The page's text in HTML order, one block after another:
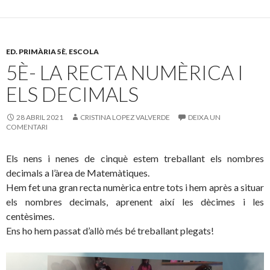
b
o
k
er p
ar
te
ix
ED. PRIMÀRIA 5È, ESCOLA
5È- LA RECTA NUMÈRICA I
ELS DECIMALS
28 ABRIL 2021 CRISTINA LOPEZ VALVERDE
DEIXA UN
COMENTARI
Els nens i nenes de cinquè estem treballant els nombres
decimals a l’àrea de Matemàtiques.
Hem fet una gran recta numèrica entre tots i hem après a situar
els nombres decimals, aprenent així les dècimes i les
centèsimes.
Ens ho hem passat d’allò més bé treballant plegats!